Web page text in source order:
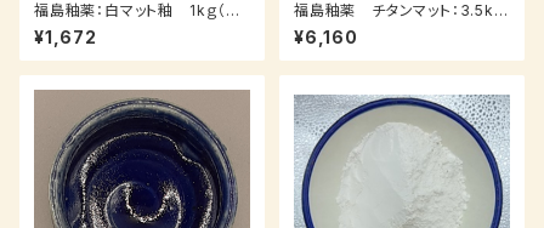
福島釉薬：白マット釉 1kｇ（受
注後0～3週間）
¥1,672
福島釉薬 チタンマット：3.5kｇ
（送料込み：レターパックプラス）
¥6,160